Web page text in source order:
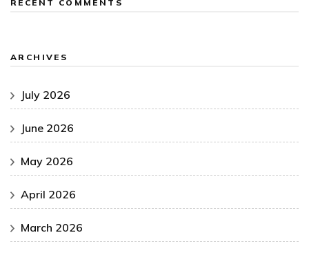
RECENT COMMENTS
ARCHIVES
July 2026
June 2026
May 2026
April 2026
March 2026